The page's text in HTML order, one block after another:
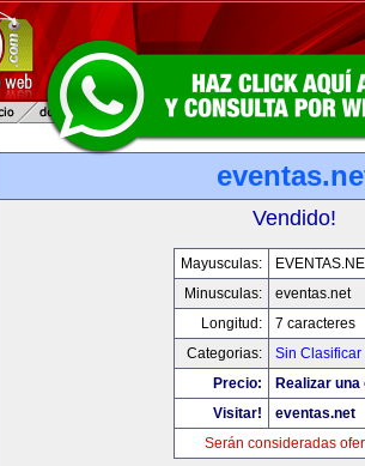
Vendido!
Mayusculas:
Minusculas:
eventas.net
Longitud:
7 caracteres
Categorias:
Sin Clasificar
Precio:
Realizar
Visitar!
eventas.net
Serán consideradas